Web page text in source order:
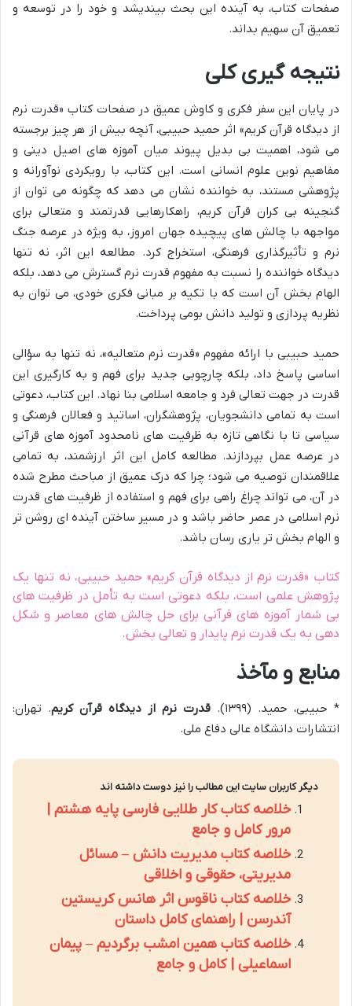
صفحات کتاب، به آینده این بحث بیندیشد و خود را در توسعه و
تعمیق آن سهیم بداند.
نتیجه گیری کلی
در پایان این سفر فکری و کاوش عمیق در صفحات کتاب «قدرت نرم
از دیدگاه قرآن کریم» اثر حمید حبیبی، آنچه بیش از هر چیز برجسته
می شود، اهمیت بی بدیل پیوند میان آموزه های اصیل دینی و
مفاهیم نوین علوم انسانی است. این کتاب، با رویکردی نوآورانه و
پژوهشی مستند، به خواننده نشان می دهد که چگونه می توان از
گنجینه بی کران قرآن کریم، راهکارهایی قدرتمند و متعالی برای
مواجهه با چالش های پیچیده جهان امروز، به ویژه در عرصه جنگ
نرم و تأثیرگذاری فرهنگی، استخراج کرد. مطالعه این اثر، نه تنها
دیدگاه خواننده را نسبت به مفهوم قدرت نرم گسترش می دهد، بلکه
الهام بخش آن است که با تکیه بر مبانی فکری خودی، می توان به
نظریه پردازی و تولید دانش بومی پرداخت.
حمید حبیبی با ارائه مفهوم «قدرت نرم متعالیه»، نه تنها به سؤالی
اساسی پاسخ داد، بلکه چارچوبی جدید برای فهم و به کارگیری این
قدرت در جهت تعالی فرد و جامعه اسلامی بنا نهاد. این کتاب، دعوتی
است به تمامی دانشجویان، پژوهشگران، اساتید و فعالان فرهنگی و
سیاسی تا با نگاهی تازه به ظرفیت های نامحدود آموزه های قرآنی
در عرصه عمل بپردازند. مطالعه کامل این اثر ارزشمند، به تمامی
علاقمندان توصیه می شود؛ چرا که درک عمیق از مباحث مطرح شده
در آن، می تواند چراغ راهی برای فهم و استفاده از ظرفیت های قدرت
نرم اسلامی در عصر حاضر باشد و در مسیر ساختن آینده ای روشن تر
و الهام بخش تر یاری رسان باشد.
کتاب «قدرت نرم از دیدگاه قرآن کریم» حمید حبیبی، نه تنها یک
پژوهش علمی است، بلکه دعوتی است به تأمل در ظرفیت های
بی شمار آموزه های قرآنی برای حل چالش های معاصر و شکل
دهی به یک قدرت نرم پایدار و تعالی بخش.
منابع و مآخذ
* حبیبی، حمید. (۱۳۹۹). قدرت نرم از دیدگاه قرآن کریم. تهران:
انتشارات دانشگاه عالی دفاع ملی.
دیگر کاربران سایت این مطالب را نیز دوست داشته اند
خلاصه کتاب کار طلایی فارسی پایه هشتم |
مرور کامل و جامع
خلاصه کتاب مدیریت دانش – مسائل
مدیریتی، حقوقی و اخلاقی
خلاصه کتاب ناقوس اثر هانس کریستین
آندرسن | راهنمای کامل داستان
خلاصه کتاب همین امشب برگردیم – پیمان
اسماعیلی | کامل و جامع